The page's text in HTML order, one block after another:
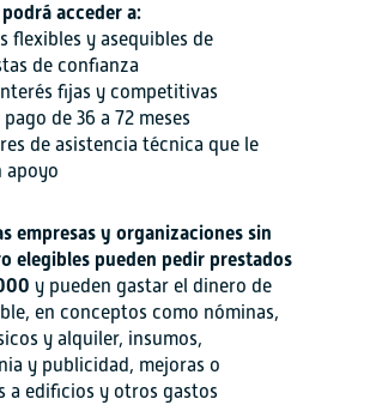
acceder a:
flexibles y asequibles de
de confianza
fijas y competitivas
pago de 36 a 72 meses
de asistencia técnica que le
apoyo
empresas y organizaciones sin
elegibles pueden pedir prestados
y pueden gastar el dinero de
en conceptos como nóminas,
y alquiler, insumos,
y publicidad, mejoras o
a edificios y otros gastos